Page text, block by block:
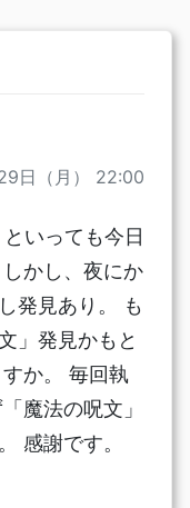
日（月） 22:00
いっても今日
かし、夜にか
発見あり。 も
」発見かもと
か。 毎回執
魔法の呪文」
感謝です。